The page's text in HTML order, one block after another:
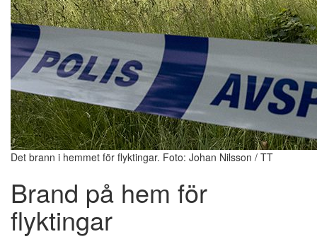
Det brann i hemmet för flyktingar. Foto: Johan Nilsson / TT
Brand på hem för
flyktingar